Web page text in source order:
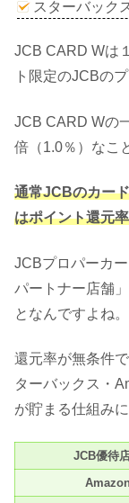
スターバック
JCB CARD Wは
ト限定のJCBの
JCB CARD Wの
倍（1.0％）なこ
通常JCBのカー
はポイント還元
JCBプロパーカ
パートナー店舗
となんですよね。
還元率が無条件
ターバックス・
が貯まる仕組み
JCB優待